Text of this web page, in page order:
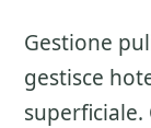
Gestione
gestisce